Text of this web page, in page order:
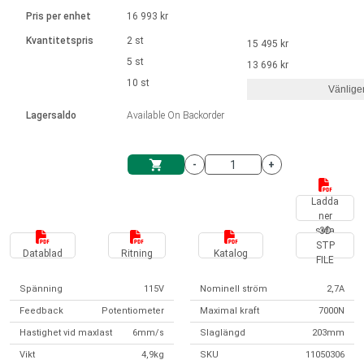
Enhetssystem
Solenoids
Ø 28-42| 1-1400 rpm | <= 290Ncm
Styrningar borstlösa DC motorer
Styrningar DC motorer
Drivsteg 2-6 A
Synkrona-Asynkrona | för 1-4 ställdon
Synkrona-Asynkrona | för 1-4 ställdon
Français (EUR)
Norsk (NOK)
Suomi (EUR)
Svenska (SEK)
Pris per enhet
Kvantitetspris
Lagersaldo
16 993 kr
2 st
5 st
10 st
Available On Backorder
15 495 kr
13 696 kr
- +
Ladda
ner
sida
Datablad
Ritning Katalog
3D
STP
FILE
Spänning 115V Nominell ström 2,7A
Feedback Potentiometer Maximal kraft 7000N
Hastighet vid maxlast 6mm/s Slaglängd 203mm
Vikt 4,9kg SKU 11050306